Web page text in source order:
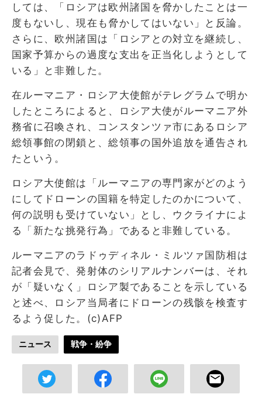
しては、「ロシアは欧州諸国を脅かしたことは一
度もないし、現在も脅かしてはいない」と反論。
さらに、欧州諸国は「ロシアとの対立を継続し、
国家予算からの過度な支出を正当化しようとして
いる」と非難した。
在ルーマニア・ロシア大使館がテレグラムで明か
したところによると、ロシア大使がルーマニア外
務省に召喚され、コンスタンツァ市にあるロシア
総領事館の閉鎖と、総領事の国外追放を通告され
たという。
ロシア大使館は「ルーマニアの専門家がどのよう
にしてドローンの国籍を特定したのかについて、
何の説明も受けていない」とし、ウクライナによ
る「新たな挑発行為」であると非難している。
ルーマニアのラドゥディネル・ミルツァ国防相は
記者会見で、発射体のシリアルナンバーは、それ
が「疑いなく」ロシア製であることを示している
と述べ、ロシア当局者にドローンの残骸を検査す
るよう促した。(c)AFP
ニュース 戦争・紛争